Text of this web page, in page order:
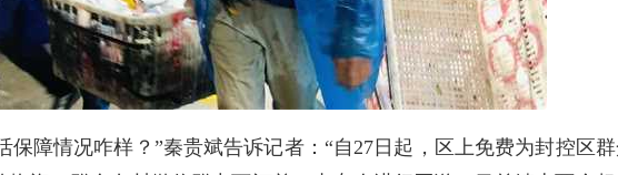
保障情况咋样？”秦贵斌告诉记者：“自27日起，区上免费为封控区